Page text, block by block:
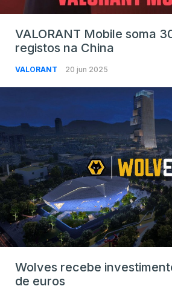
VALORANT Mobile soma
registos na China
VALORANT 20 jun 2025
Wolves recebe
de euros